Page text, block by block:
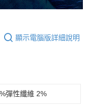
顯示電腦版詳細說明
彈性纖維 2%